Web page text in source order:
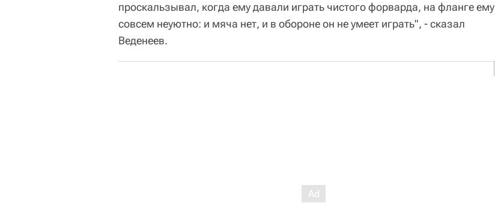
проскальзывал, когда ему давали играть чистого форварда, на фланге ему
совсем неуютно: и мяча нет, и в обороне он не умеет играть", - сказал
Веденеев.